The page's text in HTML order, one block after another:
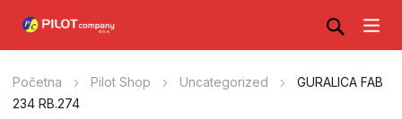
Početna Pilot Shop Uncategorized
GURALICA FAB
234 RB.274